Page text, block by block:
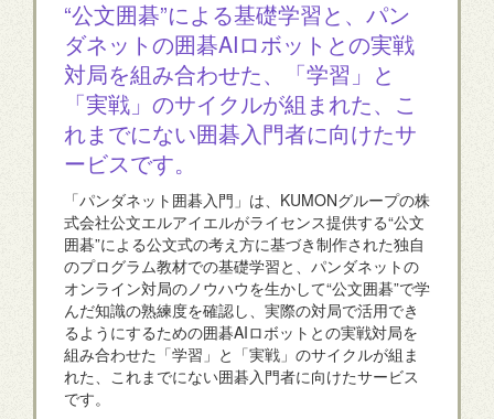
“公文囲碁”による基礎学習と、パン
ダネットの囲碁AIロボットとの実戦
対局を組み合わせた、「学習」と
「実戦」のサイクルが組まれた、こ
れまでにない囲碁入門者に向けたサ
ービスです。
「パンダネット囲碁入門」は、KUMONグループの株
式会社公文エルアイエルがライセンス提供する“公文
囲碁”による公文式の考え方に基づき制作された独自
のプログラム教材での基礎学習と、パンダネットの
オンライン対局のノウハウを生かして“公文囲碁”で学
んだ知識の熟練度を確認し、実際の対局で活用でき
るようにするための囲碁AIロボットとの実戦対局を
組み合わせた「学習」と「実戦」のサイクルが組ま
れた、これまでにない囲碁入門者に向けたサービス
です。